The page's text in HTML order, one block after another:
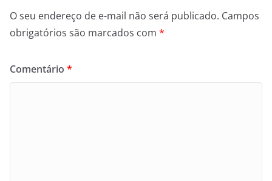
O seu endereço de e-mail não será publicado. Campos
obrigatórios são marcados com *
Comentário *